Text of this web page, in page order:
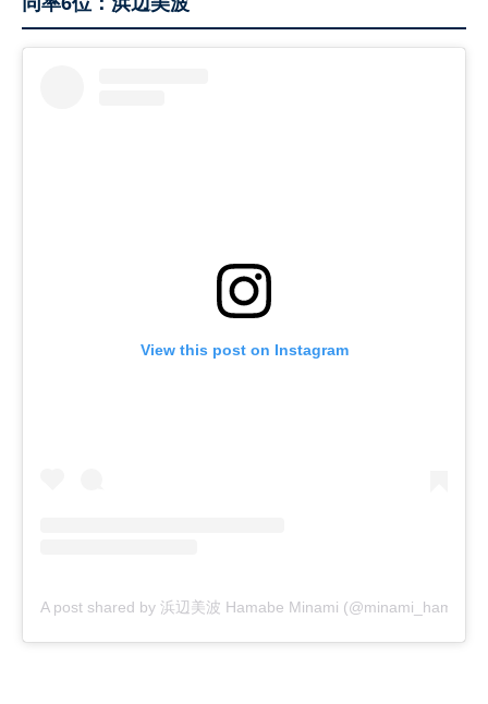
View this post on Instagram
A post shared by 浜辺美波 Hamabe Minami